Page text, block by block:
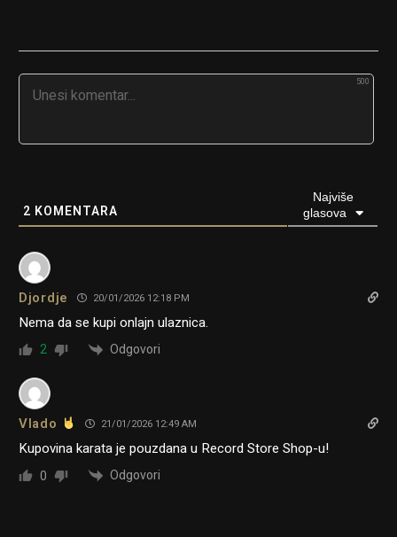
500
2 KOMENTARA
Najviše
glasova
Djordje 20/01/2026 12:18 PM
Nema da se kupi onlajn ulaznica.
2 Odgovori
Vlado 21/01/2026 12:49 AM
Kupovina karata je pouzdana u Record Store Shop-u!
0 Odgovori